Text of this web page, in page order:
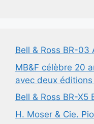
Bell & Ross BR-03
MB&F célèbre 20
avec deux
Bell & Ross BR-X5
H. Moser & Cie.